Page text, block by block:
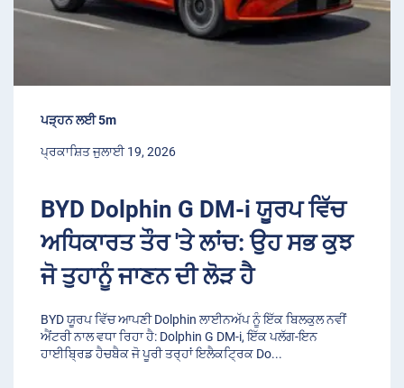
ਪੜ੍ਹਨ ਲਈ 5m
ਪ੍ਰਕਾਸ਼ਿਤ ਜੁਲਾਈ 19, 2026
BYD Dolphin G DM-i ਯੂਰਪ ਵਿੱਚ
ਅਧਿਕਾਰਤ ਤੌਰ 'ਤੇ ਲਾਂਚ: ਉਹ ਸਭ ਕੁਝ
ਜੋ ਤੁਹਾਨੂੰ ਜਾਣਨ ਦੀ ਲੋੜ ਹੈ
BYD ਯੂਰਪ ਵਿੱਚ ਆਪਣੀ Dolphin ਲਾਈਨਅੱਪ ਨੂੰ ਇੱਕ ਬਿਲਕੁਲ ਨਵੀਂ
ਐਂਟਰੀ ਨਾਲ ਵਧਾ ਰਿਹਾ ਹੈ: Dolphin G DM-i, ਇੱਕ ਪਲੱਗ-ਇਨ
ਹਾਈਬ੍ਰਿਡ ਹੈਚਬੈਕ ਜੋ ਪੂਰੀ ਤਰ੍ਹਾਂ ਇਲੈਕਟ੍ਰਿਕ Do...